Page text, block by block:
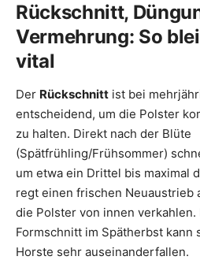
Rückschnitt,
Vermehrung: So
vital
Der Rückschnitt ist bei
entscheidend, um die Polster
zu halten. Direkt nach der Blüte
(Spätfrühling/Frühsommer)
um etwa ein Drittel bis maximal
regt einen frischen Neuaustrieb
die Polster von innen
Formschnitt im Spätherbst kann
Horste sehr auseinanderfallen.